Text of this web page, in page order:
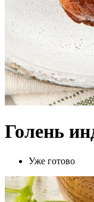
Голень
Уже готово